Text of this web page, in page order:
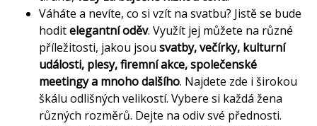
Váháte a nevíte, co si vzít na svatbu? Jistě se bude
hoditelegantní oděv. Využít jej můžete na různé
příležitosti, jakou jsou svatby, večírky, kulturní
události, plesy, firemní akce, společenské
meetingy a mnoho dalšího. Najdete zde i širokou
škálu odlišných velikostí. Vybere si každá žena
různých rozměrů. Dejte na odiv své přednosti.